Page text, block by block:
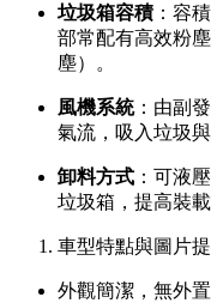
垃圾箱容積：容
部常配有高效粉
塵）。
風機系統：由副
氣流，吸入垃圾與
卸料方式 ：可液
垃圾箱，提高裝載
車型特點與圖片提
外觀簡潔，無外